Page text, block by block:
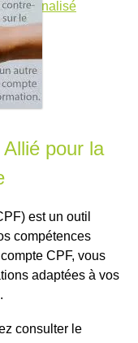
pour la
est un outil
compétences
CPF, vous
adaptées à vos
consulter le